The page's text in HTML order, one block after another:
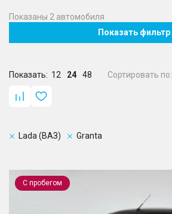
Показаны 2 автомобиля
Показать фильтр
Показать: 12 24 48 Сортировать по:
Lada (ВАЗ) Granta
С пробегом
Granta